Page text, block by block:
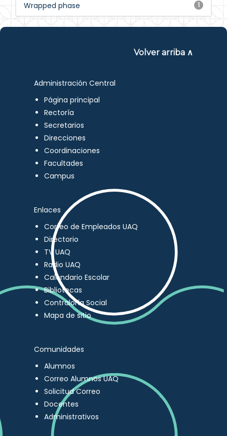
1
Wrapped phase
Volver arriba ∧
Administración Central
Página principal
Rectoría
Secretarios
Direcciones
Coordinaciones
Facultades
Campus
Enlaces
Correo de Empleados UAQ
Directorio
TV UAQ
Radio UAQ
Calendario Escolar
Bibliotecas
Contraloría Social
Mapa de sitio
Comunidades
Alumnos
Correo Alumnos UAQ
Solicitud Correo
Docentes
Administrativos